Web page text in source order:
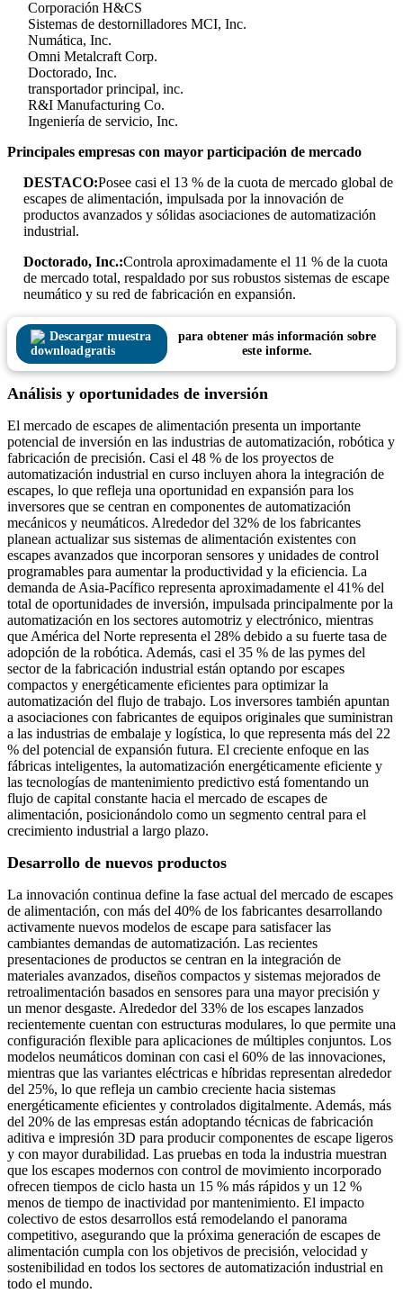
Corporación H&CS
Sistemas de destornilladores MCI, Inc.
Numática, Inc.
Omni Metalcraft Corp.
Doctorado, Inc.
transportador principal, inc.
R&I Manufacturing Co.
Ingeniería de servicio, Inc.
Principales empresas con mayor participación de mercado
DESTACO:Posee casi el 13 % de la cuota de mercado global de
escapes de alimentación, impulsada por la innovación de
productos avanzados y sólidas asociaciones de automatización
industrial.
Doctorado, Inc.:Controla aproximadamente el 11 % de la cuota
de mercado total, respaldado por sus robustos sistemas de escape
neumático y su red de fabricación en expansión.
Descargar muestra
gratis
para obtener más información sobre
este informe.
Análisis y oportunidades de inversión
El mercado de escapes de alimentación presenta un importante
potencial de inversión en las industrias de automatización, robótica y
fabricación de precisión. Casi el 48 % de los proyectos de
automatización industrial en curso incluyen ahora la integración de
escapes, lo que refleja una oportunidad en expansión para los
inversores que se centran en componentes de automatización
mecánicos y neumáticos. Alrededor del 32% de los fabricantes
planean actualizar sus sistemas de alimentación existentes con
escapes avanzados que incorporan sensores y unidades de control
programables para aumentar la productividad y la eficiencia. La
demanda de Asia-Pacífico representa aproximadamente el 41% del
total de oportunidades de inversión, impulsada principalmente por la
automatización en los sectores automotriz y electrónico, mientras
que América del Norte representa el 28% debido a su fuerte tasa de
adopción de la robótica. Además, casi el 35 % de las pymes del
sector de la fabricación industrial están optando por escapes
compactos y energéticamente eficientes para optimizar la
automatización del flujo de trabajo. Los inversores también apuntan
a asociaciones con fabricantes de equipos originales que suministran
a las industrias de embalaje y logística, lo que representa más del 22
% del potencial de expansión futura. El creciente enfoque en las
fábricas inteligentes, la automatización energéticamente eficiente y
las tecnologías de mantenimiento predictivo está fomentando un
flujo de capital constante hacia el mercado de escapes de
alimentación, posicionándolo como un segmento central para el
crecimiento industrial a largo plazo.
Desarrollo de nuevos productos
La innovación continua define la fase actual del mercado de escapes
de alimentación, con más del 40% de los fabricantes desarrollando
activamente nuevos modelos de escape para satisfacer las
cambiantes demandas de automatización. Las recientes
presentaciones de productos se centran en la integración de
materiales avanzados, diseños compactos y sistemas mejorados de
retroalimentación basados ​​en sensores para una mayor precisión y
un menor desgaste. Alrededor del 33% de los escapes lanzados
recientemente cuentan con estructuras modulares, lo que permite una
configuración flexible para aplicaciones de múltiples conjuntos. Los
modelos neumáticos dominan con casi el 60% de las innovaciones,
mientras que las variantes eléctricas e híbridas representan alrededor
del 25%, lo que refleja un cambio creciente hacia sistemas
energéticamente eficientes y controlados digitalmente. Además, más
del 20% de las empresas están adoptando técnicas de fabricación
aditiva e impresión 3D para producir componentes de escape ligeros
y con mayor durabilidad. Las pruebas en toda la industria muestran
que los escapes modernos con control de movimiento incorporado
ofrecen tiempos de ciclo hasta un 15 % más rápidos y un 12 %
menos de tiempo de inactividad por mantenimiento. El impacto
colectivo de estos desarrollos está remodelando el panorama
competitivo, asegurando que la próxima generación de escapes de
alimentación cumpla con los objetivos de precisión, velocidad y
sostenibilidad en todos los sectores de automatización industrial en
todo el mundo.